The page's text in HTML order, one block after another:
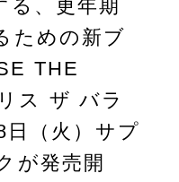
る、更年期
ための新ブ
THE
ス ザ バラ
（火）サプ
が発売開